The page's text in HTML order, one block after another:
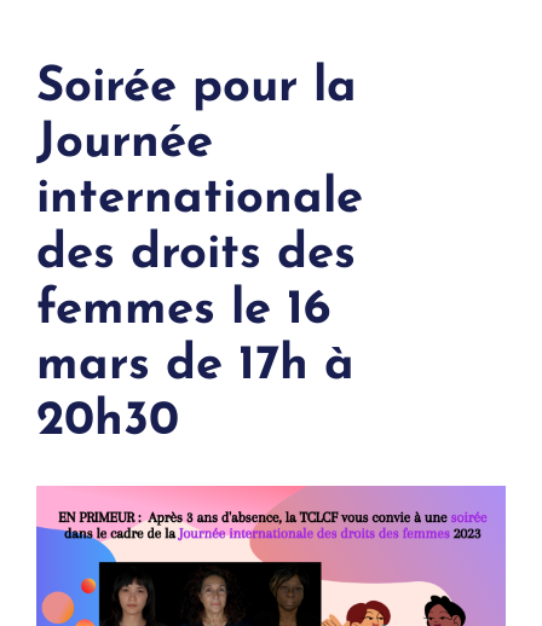
Soirée pour la
Journée
internationale
des droits des
femmes le 16
mars de 17h à
20h30